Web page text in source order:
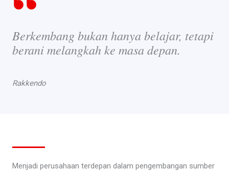
Berkembang bukan hanya belajar, tetapi
berani melangkah ke masa depan.
Rakkendo
Menjadi perusahaan terdepan dalam pengembangan sumber